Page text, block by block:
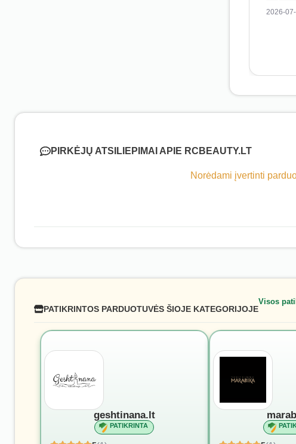
2026-
PIRKĖJŲ ATSILIEPIMAI APIE RCBEAUTY.LT
Norėdami įvertinti
PATIKRINTOS PARDUOTUVĖS ŠIOJE KATEGORIJOJE
Visos
geshtinana.lt
PATIKRINTA